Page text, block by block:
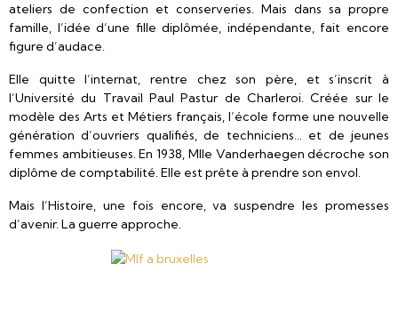
ateliers de confection et conserveries. Mais dans sa propre
famille, l’idée d’une fille diplômée, indépendante, fait encore
figure d’audace.
Elle quitte l’internat, rentre chez son père, et s’inscrit à
l’Université du Travail Paul Pastur de Charleroi. Créée sur le
modèle des Arts et Métiers français, l’école forme une nouvelle
génération d’ouvriers qualifiés, de techniciens… et de jeunes
femmes ambitieuses. En 1938, Mlle Vanderhaegen décroche son
diplôme de comptabilité. Elle est prête à prendre son envol.
Mais l’Histoire, une fois encore, va suspendre les promesses
d’avenir. La guerre approche.